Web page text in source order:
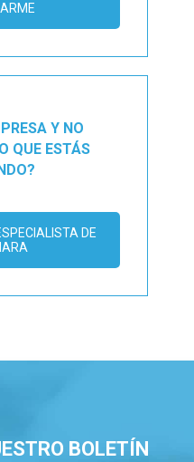
Y NO
QUE ESTÁS
DE
BOLETÍN